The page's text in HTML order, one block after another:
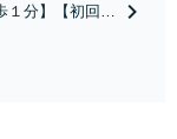
・養育費・財
１分】【初回相